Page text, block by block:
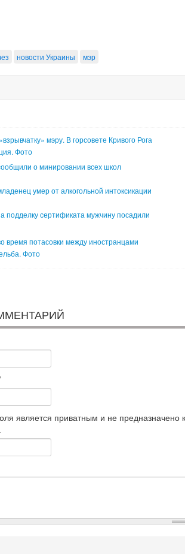
новости Украины мэр
мэру. В горсовете Кривого Рога
Фото
о минировании всех школ
умер от алкогольной интоксикации
подделку сертификата мужчину посадили
время потасовки между иностранцами
Фото
является приватным и не предназначено